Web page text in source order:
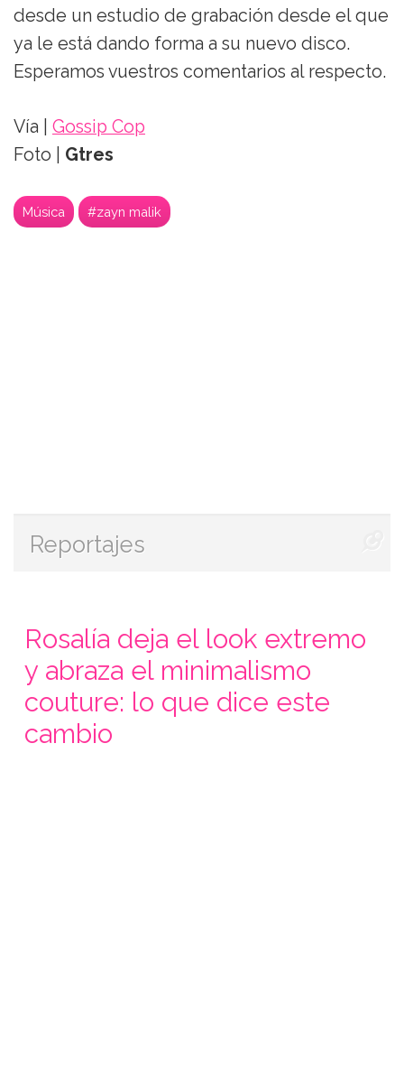
desde un estudio de grabación desde el que
ya le está dando forma a su nuevo disco.
Esperamos vuestros comentarios al respecto.
Vía | Gossip Cop
Foto | Gtres
Música #zayn malik
Reportajes
Rosalía deja el look extremo
y abraza el minimalismo
couture: lo que dice este
cambio